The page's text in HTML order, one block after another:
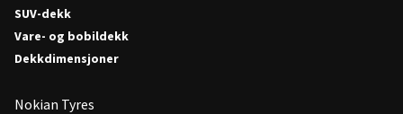
SUV-dekk
Vare- og bobildekk
Dekkdimensjoner
Nokian Tyres